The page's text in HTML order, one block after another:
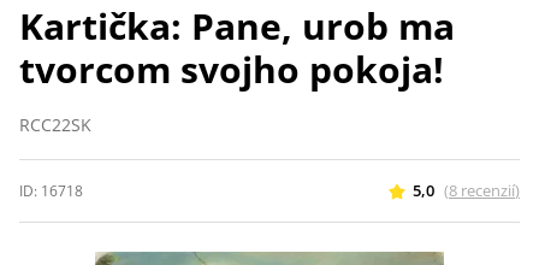
Kartička: Pane, urob ma
tvorcom svojho pokoja!
RCC22SK
ID: 16718 5,0 (8 recenzií)